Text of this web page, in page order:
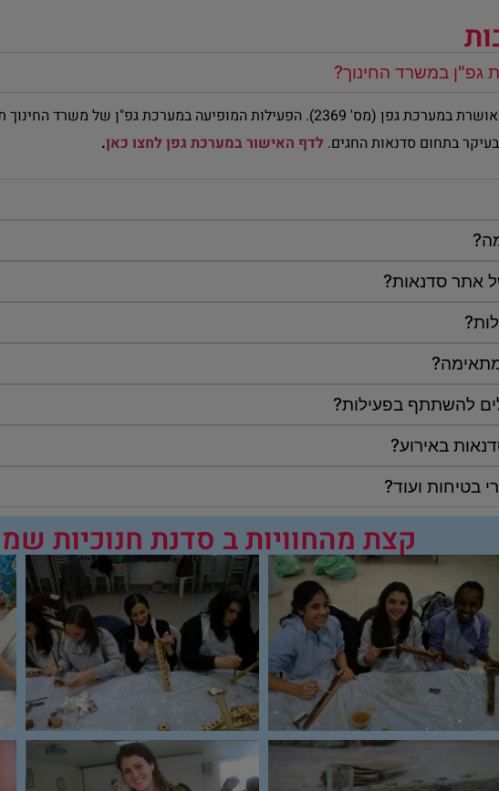
במשרד החינוך?
בתחום סדנאות החגים. לדף האישור במערכת גפן לחצו כאן.
אתר סדנאות?
להשתתף בפעילות?
באירוע?
בטיחות ועוד?
קצת מהחוויות ב סדנת חנוכיות